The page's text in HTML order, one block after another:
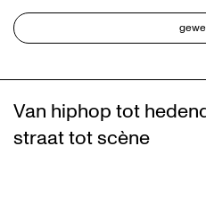
Van hiphop tot
straat tot scène